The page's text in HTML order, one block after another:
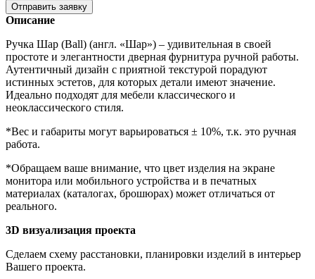
Отправить заявку
Описание
Ручка Шар (Ball) (англ. «Шар») – удивительная в своей
простоте и элегантности дверная фурнитура ручной работы.
Аутентичный дизайн с приятной текстурой порадуют
истинных эстетов, для которых детали имеют значение.
Идеально подходят для мебели классического и
неоклассического стиля.
*Вес и габариты могут варьироваться ± 10%, т.к. это ручная
работа.
*Обращаем ваше внимание, что цвет изделия на экране
монитора или мобильного устройства и в печатных
материалах (каталогах, брошюрах) может отличаться от
реального.
3D визуализация проекта
Сделаем схему расстановки, планировки изделий в интерьер
Вашего проекта.